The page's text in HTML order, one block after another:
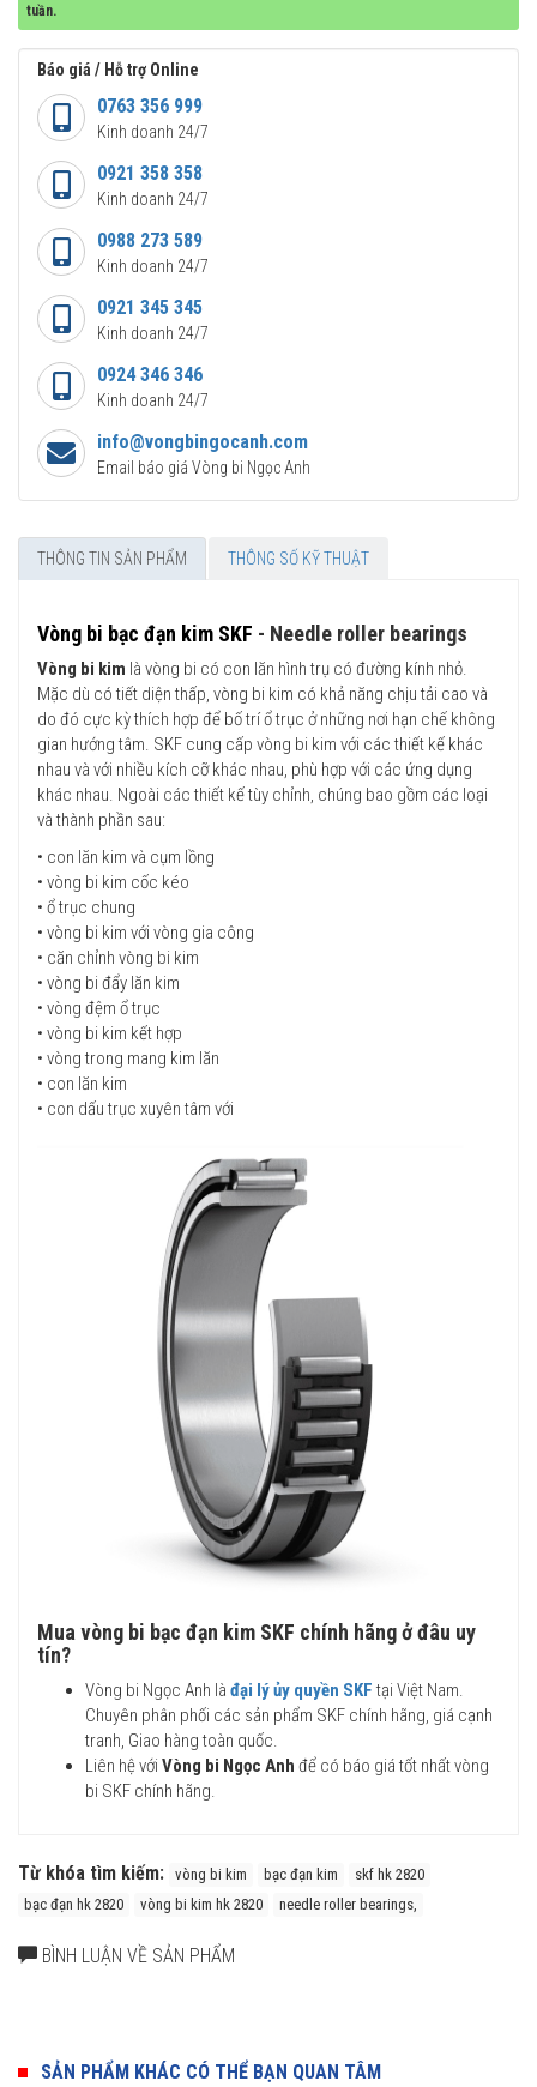
tuần.
Báo giá / Hỗ trợ Online
0763 356 999
Kinh doanh 24/7
0921 358 358
Kinh doanh 24/7
0988 273 589
Kinh doanh 24/7
0921 345 345
Kinh doanh 24/7
0924 346 346
Kinh doanh 24/7
info@vongbingocanh.com
Email báo giá Vòng bi Ngọc Anh
THÔNG TIN SẢN PHẨM THÔNG SỐ KỸ THUẬT
Vòng bi bạc đạn kim SKF - Needle roller bearings
Vòng bi kim là vòng bi có con lăn hình trụ có đường kính nhỏ.
Mặc dù có tiết diện thấp, vòng bi kim có khả năng chịu tải cao và
do đó cực kỳ thích hợp để bố trí ổ trục ở những nơi hạn chế không
gian hướng tâm. SKF cung cấp vòng bi kim với các thiết kế khác
nhau và với nhiều kích cỡ khác nhau, phù hợp với các ứng dụng
khác nhau. Ngoài các thiết kế tùy chỉnh, chúng bao gồm các loại
và thành phần sau:
• con lăn kim và cụm lồng
• vòng bi kim cốc kéo
• ổ trục chung
• vòng bi kim với vòng gia công
• căn chỉnh vòng bi kim
• vòng bi đẩy lăn kim
• vòng đệm ổ trục
• vòng bi kim kết hợp
• vòng trong mang kim lăn
• con lăn kim
• con dấu trục xuyên tâm với
Mua vòng bi bạc đạn kim SKF chính hãng ở đâu uy
tín?
Vòng bi Ngọc Anh là đại lý ủy quyền SKF tại Việt Nam.
Chuyên phân phối các sản phẩm SKF chính hãng, giá cạnh
tranh, Giao hàng toàn quốc.
Liên hệ với Vòng bi Ngọc Anh để có báo giá tốt nhất vòng
bi SKF chính hãng.
Từ khóa tìm kiếm: vòng bi kim bạc đạn kim
skf hk 2820
bạc đạn hk 2820
vòng bi kim hk 2820 needle roller bearings,
BÌNH LUẬN VỀ SẢN PHẨM
SẢN PHẨM KHÁC CÓ THỂ BẠN QUAN TÂM